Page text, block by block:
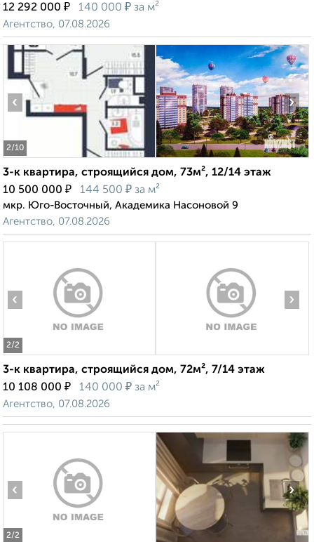
12 292 000 ₽ 140 000 ₽ за м²
Агентство, 07.08.2026
2/10
‹ ›
3-к квартира, строящийся дом, 73м², 12/14 этаж
10 500 000 ₽ 144 500 ₽ за м²
мкр. Юго-Восточный, Академика Насоновой 9
Агентство, 07.08.2026
2/2
‹ ›
3-к квартира, строящийся дом, 72м², 7/14 этаж
10 108 000 ₽ 140 000 ₽ за м²
Агентство, 07.08.2026
2/2
‹ ›